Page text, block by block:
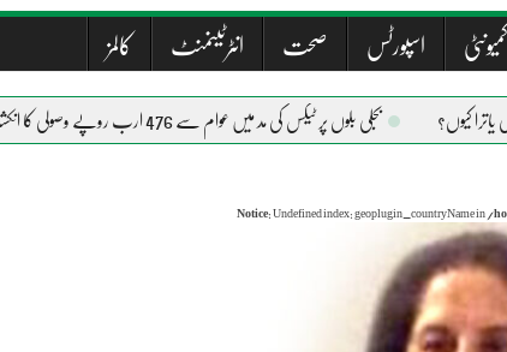
کمیونٹی اسپورٹس صحت انٹرٹینمنٹ کالمز
بجلی بلوں پر ٹیکس کی مد میں عوام سے 476 ارب روپے وصولی کا انکشاف
Notice: Undefined index: geoplugin_countryName in /